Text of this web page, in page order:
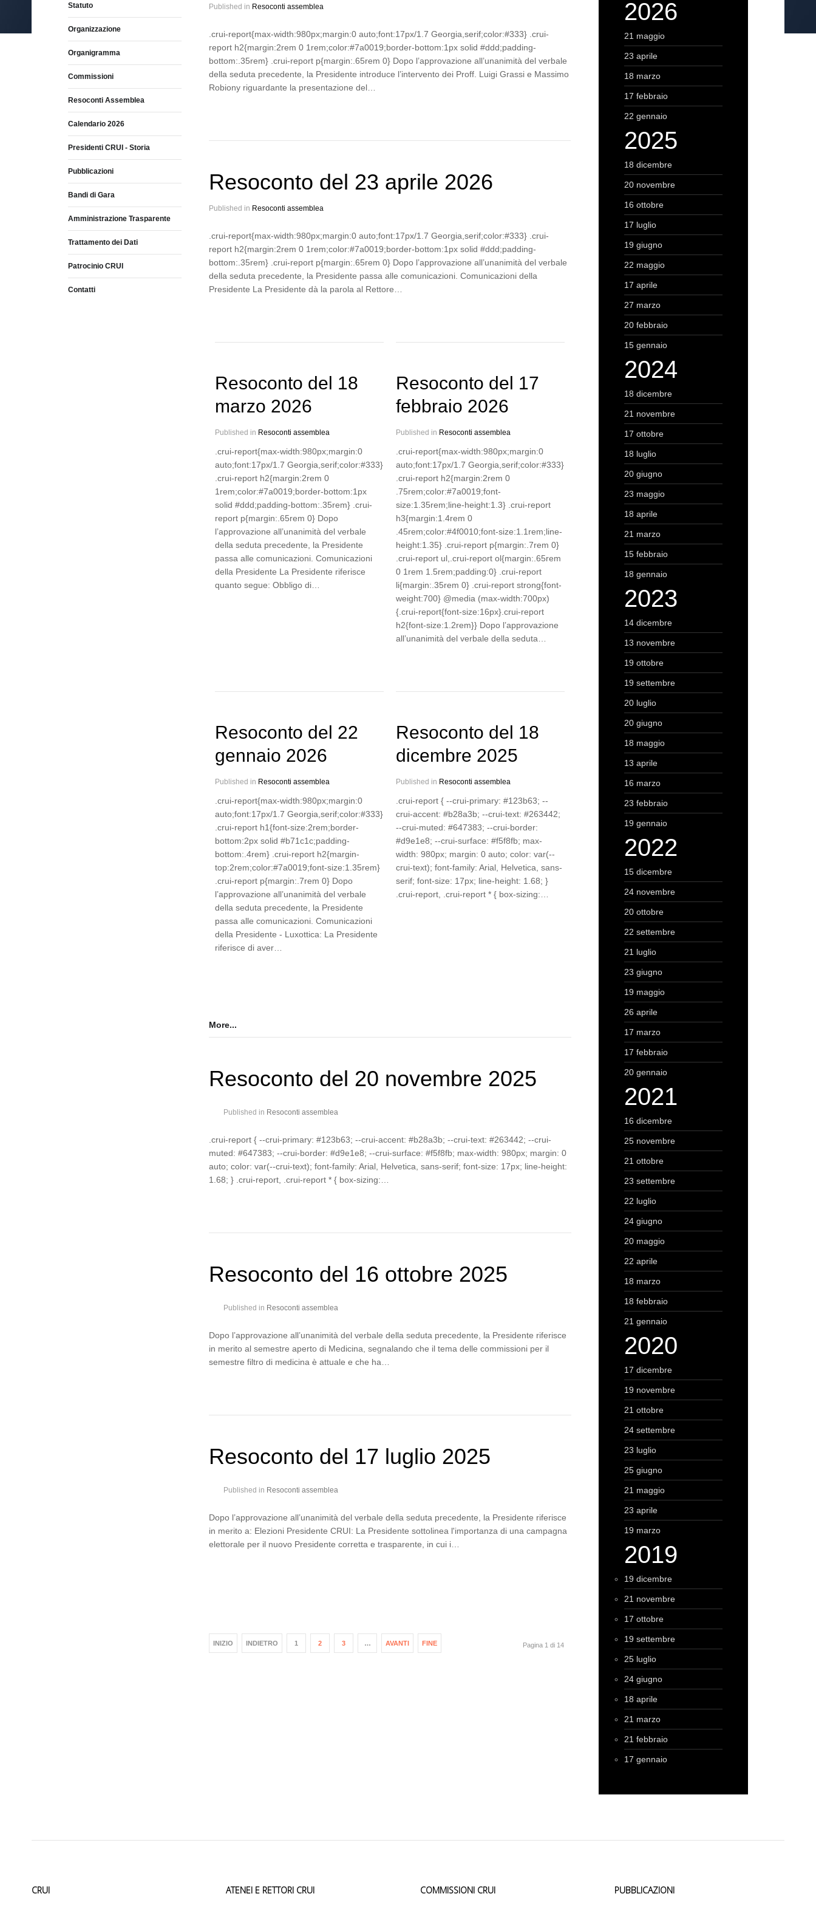
Published in Resoconti assemblea
.crui-report{max-width:980px;margin:0 auto;font:17px/1.7 Georgia,serif;color:#333} .crui-
report h2{margin:2rem 0 1rem;color:#7a0019;border-bottom:1px solid #ddd;padding-
bottom:.35rem} .crui-report p{margin:.65rem 0} Dopo l’approvazione all’unanimità del verbale
della seduta precedente, la Presidente introduce l’intervento dei Proff. Luigi Grassi e Massimo
Robiony riguardante la presentazione del…
Resoconto del 23 aprile 2026
Published in Resoconti assemblea
.crui-report{max-width:980px;margin:0 auto;font:17px/1.7 Georgia,serif;color:#333} .crui-
report h2{margin:2rem 0 1rem;color:#7a0019;border-bottom:1px solid #ddd;padding-
bottom:.35rem} .crui-report p{margin:.65rem 0} Dopo l’approvazione all’unanimità del verbale
della seduta precedente, la Presidente passa alle comunicazioni. Comunicazioni della
Presidente La Presidente dà la parola al Rettore…
Resoconto del 18
marzo 2026
Published in Resoconti assemblea
.crui-report{max-width:980px;margin:0
auto;font:17px/1.7 Georgia,serif;color:#333}
.crui-report h2{margin:2rem 0
1rem;color:#7a0019;border-bottom:1px
solid #ddd;padding-bottom:.35rem} .crui-
report p{margin:.65rem 0} Dopo
l’approvazione all’unanimità del verbale
della seduta precedente, la Presidente
passa alle comunicazioni. Comunicazioni
della Presidente La Presidente riferisce
quanto segue: Obbligo di…
Resoconto del 17
febbraio 2026
Published in Resoconti assemblea
.crui-report{max-width:980px;margin:0
auto;font:17px/1.7 Georgia,serif;color:#333}
.crui-report h2{margin:2rem 0
.75rem;color:#7a0019;font-
size:1.35rem;line-height:1.3} .crui-report
h3{margin:1.4rem 0
.45rem;color:#4f0010;font-size:1.1rem;line-
height:1.35} .crui-report p{margin:.7rem 0}
.crui-report ul,.crui-report ol{margin:.65rem
0 1rem 1.5rem;padding:0} .crui-report
li{margin:.35rem 0} .crui-report strong{font-
weight:700} @media (max-width:700px)
{.crui-report{font-size:16px}.crui-report
h2{font-size:1.2rem}} Dopo l’approvazione
all’unanimità del verbale della seduta…
Resoconto del 22
gennaio 2026
Published in Resoconti assemblea
.crui-report{max-width:980px;margin:0
auto;font:17px/1.7 Georgia,serif;color:#333}
.crui-report h1{font-size:2rem;border-
bottom:2px solid #b71c1c;padding-
bottom:.4rem} .crui-report h2{margin-
top:2rem;color:#7a0019;font-size:1.35rem}
.crui-report p{margin:.7rem 0} Dopo
l’approvazione all’unanimità del verbale
della seduta precedente, la Presidente
passa alle comunicazioni. Comunicazioni
della Presidente - Luxottica: La Presidente
riferisce di aver…
Resoconto del 18
dicembre 2025
Published in Resoconti assemblea
.crui-report { --crui-primary: #123b63; --
crui-accent: #b28a3b; --crui-text: #263442;
--crui-muted: #647383; --crui-border:
#d9e1e8; --crui-surface: #f5f8fb; max-
width: 980px; margin: 0 auto; color: var(--
crui-text); font-family: Arial, Helvetica, sans-
serif; font-size: 17px; line-height: 1.68; }
.crui-report, .crui-report * { box-sizing:…
More...
Resoconto del 20 novembre 2025
Published in Resoconti assemblea
.crui-report { --crui-primary: #123b63; --crui-accent: #b28a3b; --crui-text: #263442; --crui-
muted: #647383; --crui-border: #d9e1e8; --crui-surface: #f5f8fb; max-width: 980px; margin: 0
auto; color: var(--crui-text); font-family: Arial, Helvetica, sans-serif; font-size: 17px; line-height:
1.68; } .crui-report, .crui-report * { box-sizing:…
Resoconto del 16 ottobre 2025
Published in Resoconti assemblea
Dopo l’approvazione all’unanimità del verbale della seduta precedente, la Presidente riferisce
in merito al semestre aperto di Medicina, segnalando che il tema delle commissioni per il
semestre filtro di medicina è attuale e che ha…
Resoconto del 17 luglio 2025
Published in Resoconti assemblea
Dopo l’approvazione all’unanimità del verbale della seduta precedente, la Presidente riferisce
in merito a: Elezioni Presidente CRUI: La Presidente sottolinea l'importanza di una campagna
elettorale per il nuovo Presidente corretta e trasparente, in cui i…
INIZIO INDIETRO 1 2 3 … AVANTI FINE Pagina 1 di 14
Statuto
Organizzazione
Organigramma
Commissioni
Resoconti Assemblea
Calendario 2026
Presidenti CRUI - Storia
Pubblicazioni
Bandi di Gara
Amministrazione Trasparente
Trattamento dei Dati
Patrocinio CRUI
Contatti
2026
21 maggio
23 aprile
18 marzo
17 febbraio
22 gennaio
2025
18 dicembre
20 novembre
16 ottobre
17 luglio
19 giugno
22 maggio
17 aprile
27 marzo
20 febbraio
15 gennaio
2024
18 dicembre
21 novembre
17 ottobre
18 luglio
20 giugno
23 maggio
18 aprile
21 marzo
15 febbraio
18 gennaio
2023
14 dicembre
13 novembre
19 ottobre
19 settembre
20 luglio
20 giugno
18 maggio
13 aprile
16 marzo
23 febbraio
19 gennaio
2022
15 dicembre
24 novembre
20 ottobre
22 settembre
21 luglio
23 giugno
19 maggio
26 aprile
17 marzo
17 febbraio
20 gennaio
2021
16 dicembre
25 novembre
21 ottobre
23 settembre
22 luglio
24 giugno
20 maggio
22 aprile
18 marzo
18 febbraio
21 gennaio
2020
17 dicembre
19 novembre
21 ottobre
24 settembre
23 luglio
25 giugno
21 maggio
23 aprile
19 marzo
2019
19 dicembre
21 novembre
17 ottobre
19 settembre
25 luglio
24 giugno
18 aprile
21 marzo
21 febbraio
17 gennaio
CRUI ATENEI E RETTORI CRUI COMMISSIONI CRUI PUBBLICAZIONI